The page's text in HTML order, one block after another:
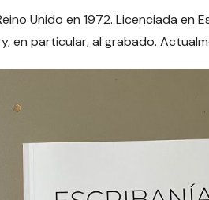
Unido en 1972. Licenciada en
en particular, al grabado.